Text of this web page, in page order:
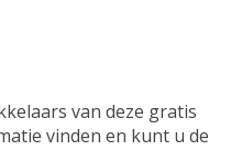
van deze gratis
vinden en kunt u de